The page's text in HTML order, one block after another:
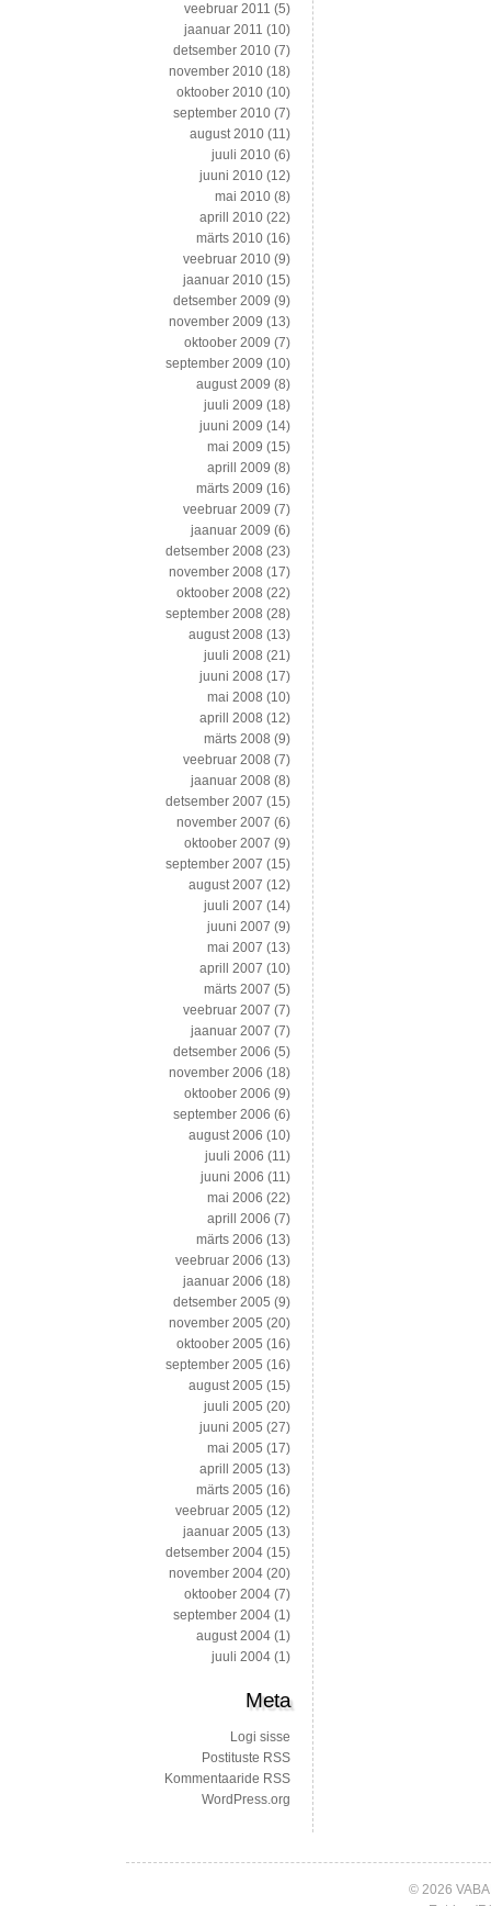
veebruar 2011 (5)
jaanuar 2011 (10)
detsember 2010 (7)
november 2010 (18)
oktoober 2010 (10)
september 2010 (7)
august 2010 (11)
juuli 2010 (6)
juuni 2010 (12)
mai 2010 (8)
aprill 2010 (22)
märts 2010 (16)
veebruar 2010 (9)
jaanuar 2010 (15)
detsember 2009 (9)
november 2009 (13)
oktoober 2009 (7)
september 2009 (10)
august 2009 (8)
juuli 2009 (18)
juuni 2009 (14)
mai 2009 (15)
aprill 2009 (8)
märts 2009 (16)
veebruar 2009 (7)
jaanuar 2009 (6)
detsember 2008 (23)
november 2008 (17)
oktoober 2008 (22)
september 2008 (28)
august 2008 (13)
juuli 2008 (21)
juuni 2008 (17)
mai 2008 (10)
aprill 2008 (12)
märts 2008 (9)
veebruar 2008 (7)
jaanuar 2008 (8)
detsember 2007 (15)
november 2007 (6)
oktoober 2007 (9)
september 2007 (15)
august 2007 (12)
juuli 2007 (14)
juuni 2007 (9)
mai 2007 (13)
aprill 2007 (10)
märts 2007 (5)
veebruar 2007 (7)
jaanuar 2007 (7)
detsember 2006 (5)
november 2006 (18)
oktoober 2006 (9)
september 2006 (6)
august 2006 (10)
juuli 2006 (11)
juuni 2006 (11)
mai 2006 (22)
aprill 2006 (7)
märts 2006 (13)
veebruar 2006 (13)
jaanuar 2006 (18)
detsember 2005 (9)
november 2005 (20)
oktoober 2005 (16)
september 2005 (16)
august 2005 (15)
juuli 2005 (20)
juuni 2005 (27)
mai 2005 (17)
aprill 2005 (13)
märts 2005 (16)
veebruar 2005 (12)
jaanuar 2005 (13)
detsember 2004 (15)
november 2004 (20)
oktoober 2004 (7)
september 2004 (1)
august 2004 (1)
juuli 2004 (1)
Meta
Logi sisse
Postituste RSS
Kommentaaride RSS
WordPress.org
© 2026